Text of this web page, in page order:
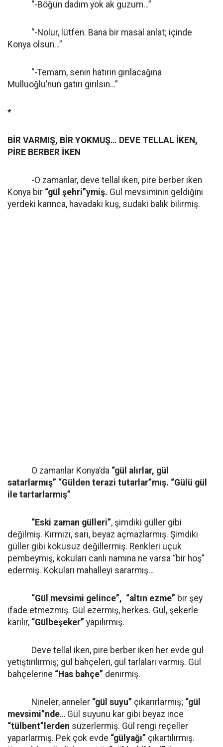
“-Böğün dadım yok ak guzum…”
“-Nolur, lütfen. Bana bir masal anlat; içinde
Konya olsun…”
“-Temam, senin hatırın gırılacağına
Mulluoğlu’nun gatırı gırılsın…”
*
BİR VARMIŞ, BİR YOKMUŞ… DEVE TELLAL İKEN,
PİRE BERBER İKEN
-O zamanlar, deve tellal iken, pire berber iken
Konya bir “gül şehri”ymiş. Gül mevsiminin geldiğini
yerdeki karınca, havadaki kuş, sudaki balık bilirmiş.
O zamanlar Konya’da “gül alırlar, gül
satarlarmış” “Gülden terazi tutarlar”mış. “Gülü gül
ile tartarlarmış”
“Eski zaman gülleri”, şimdiki güller gibi
değilmiş. Kırmızı, sarı, beyaz açmazlarmış. Şimdiki
güller gibi kokusuz değillermiş. Renkleri uçuk
pembeymiş, kokuları canlı namına ne varsa “bir hoş”
edermiş. Kokuları mahalleyi sararmış…
“Gül mevsimi gelince”, “altın ezme” bir şey
ifade etmezmiş. Gül ezermiş, herkes. Gül, şekerle
karılır, “Gülbeşeker” yapılırmış.
Deve tellal iken, pire berber iken her evde gül
yetiştirilirmiş; gül bahçeleri, gül tarlaları varmış. Gül
bahçelerine “Has bahçe” denirmiş.
Nineler, anneler “gül suyu” çıkarırlarmış; “gül
mevsimi”nde… Gül suyunu kar gibi beyaz ince
“tülbent”lerden süzerlermiş. Gül rengi reçeller
yaparlarmış. Pek çok evde “gülyağı” çıkartılırmış.